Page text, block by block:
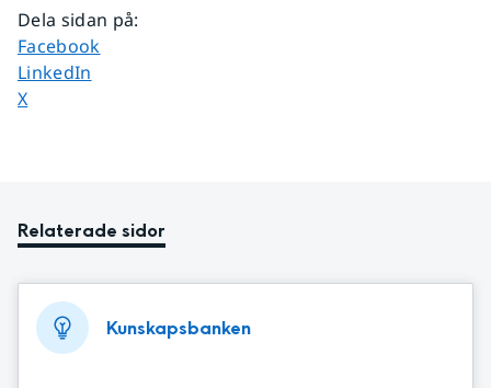
Dela sidan på:
Dela sidan på
Facebook
Dela sidan på
LinkedIn
Dela sidan på
X
Relaterade sidor
Kunskapsbanken